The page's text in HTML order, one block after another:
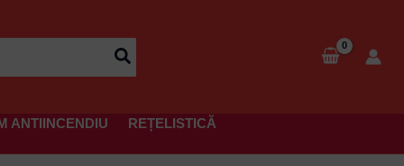
ANTIINCENDIU REȚELISTICĂ